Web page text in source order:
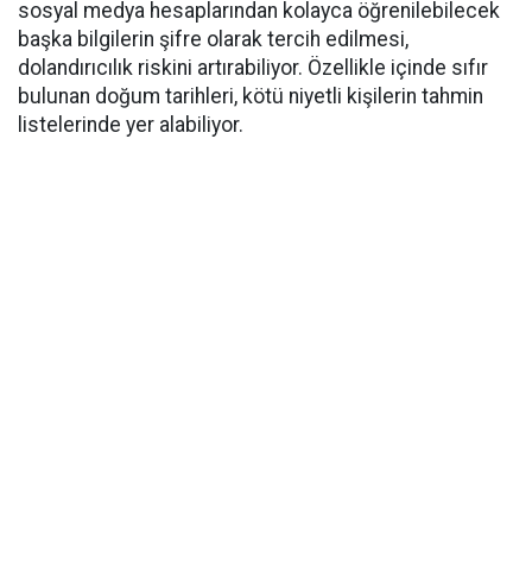
sosyal medya hesaplarından kolayca öğrenilebilecek
başka bilgilerin şifre olarak tercih edilmesi,
dolandırıcılık riskini artırabiliyor. Özellikle içinde sıfır
bulunan doğum tarihleri, kötü niyetli kişilerin tahmin
listelerinde yer alabiliyor.